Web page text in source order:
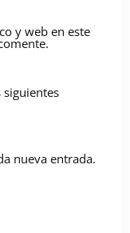
y web en este
nueva entrada.